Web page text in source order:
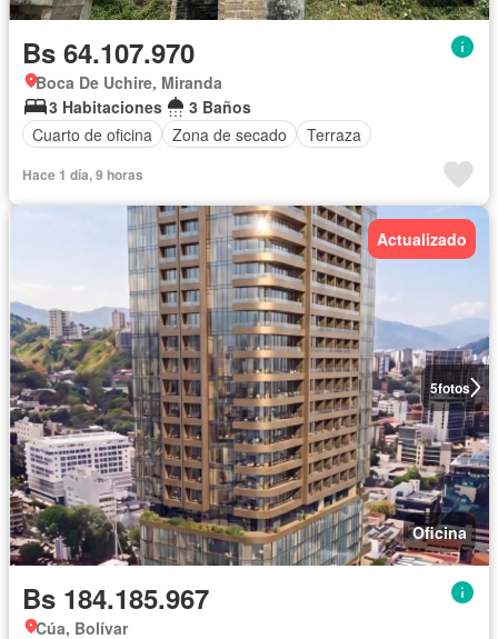
Bs 64.107.970
Boca De Uchire, Miranda
3 Habitaciones
3 Baños
Cuarto de oficina
Zona de secado Terraza
Hace 1 día, 9 horas
5fotos
Actualizado
Oficina
Bs 184.185.967
Cúa, Bolívar